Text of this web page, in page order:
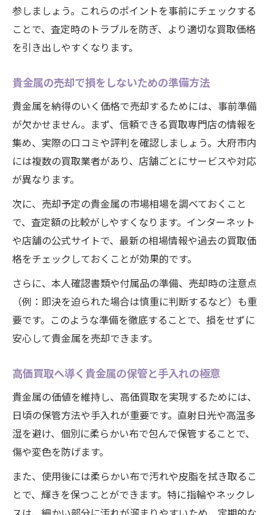
参しましょう。これらのポイントを事前にチェックする
ことで、査定時のトラブルを防ぎ、より適切な買取価格
を引き出しやすくなります。
貴金属の売却で損をしないための準備方法
貴金属を納得のいく価格で売却するためには、事前準備
が欠かせません。まず、信頼できる買取専門店の情報を
集め、実際の口コミや評判を確認しましょう。大府市内
には複数の買取業者があり、店舗ごとにサービスや対応
が異なります。
次に、売却予定の貴金属の市場相場を調べておくこと
で、査定額の比較がしやすくなります。インターネット
や店舗の公式サイトで、最新の相場情報や過去の買取価
格をチェックしておくことが効果的です。
さらに、本人確認書類や付属品の準備、売却時の注意点
（例：即決を迫られた場合は慎重に判断するなど）も重
要です。このような準備を徹底することで、損をせずに
安心して貴金属を売却できます。
高価買取へ導く貴金属の保管と手入れの極意
貴金属の価値を維持し、高価買取を実現するためには、
日頃の保管方法や手入れが重要です。直射日光や高温多
湿を避け、個別に柔らかい布で包んで保管することで、
傷や変色を防げます。
また、使用後には柔らかい布で汚れや皮脂を拭き取るこ
とで、輝きを保つことができます。特に指輪やネックレ